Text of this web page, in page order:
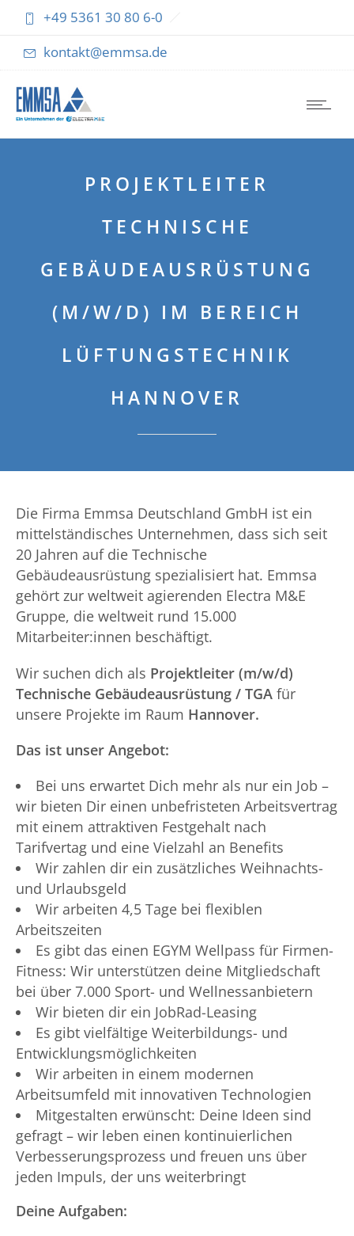
+49 5361 30 80 6-0
kontakt@emmsa.de
PROJEKTLEITER
TECHNISCHE
GEBÄUDEAUSRÜSTUNG
(M/W/D) IM BEREICH
LÜFTUNGSTECHNIK
HANNOVER
Die Firma Emmsa Deutschland GmbH ist ein
mittelständisches Unternehmen, dass sich seit
20 Jahren auf die Technische
Gebäudeausrüstung spezialisiert hat. Emmsa
gehört zur weltweit agierenden Electra M&E
Gruppe, die weltweit rund 15.000
Mitarbeiter:innen beschäftigt.
Wir suchen dich als Projektleiter (m/w/d)
Technische Gebäudeausrüstung / TGA für
unsere Projekte im Raum Hannover.
Das ist unser Angebot:
Bei uns erwartet Dich mehr als nur ein Job –
wir bieten Dir einen unbefristeten Arbeitsvertrag
mit einem attraktiven Festgehalt nach
Tarifvertag und eine Vielzahl an Benefits
Wir zahlen dir ein zusätzliches Weihnachts-
und Urlaubsgeld
Wir arbeiten 4,5 Tage bei flexiblen
Arbeitszeiten
Es gibt das einen EGYM Wellpass für Firmen-
Fitness: Wir unterstützen deine Mitgliedschaft
bei über 7.000 Sport- und Wellnessanbietern
Wir bieten dir ein JobRad-Leasing
Es gibt vielfältige Weiterbildungs- und
Entwicklungsmöglichkeiten
Wir arbeiten in einem modernen
Arbeitsumfeld mit innovativen Technologien
Mitgestalten erwünscht: Deine Ideen sind
gefragt – wir leben einen kontinuierlichen
Verbesserungsprozess und freuen uns über
jeden Impuls, der uns weiterbringt
Deine Aufgaben: